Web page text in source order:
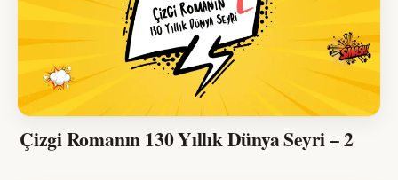
Çizgi Romanın 130 Yıllık Dünya Seyri – 2